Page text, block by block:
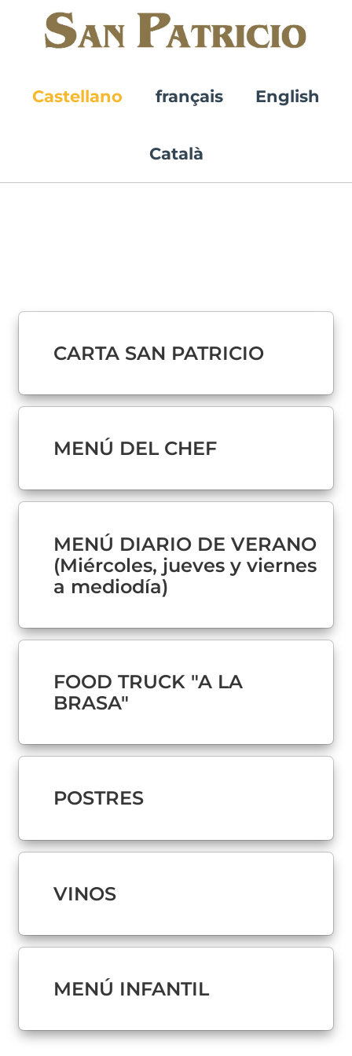
Castellano français English
Català
CARTA SAN PATRICIO
MENÚ DEL CHEF
MENÚ DIARIO DE VERANO
(Miércoles, jueves y viernes
a mediodía)
FOOD TRUCK "A LA
BRASA"
POSTRES
VINOS
MENÚ INFANTIL